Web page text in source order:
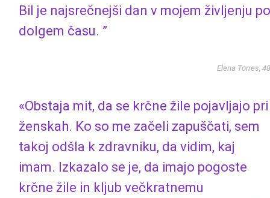
Bil je najsrečnejši dan v mojem življenju po
dolgem času. ”
Elena Torres, 48
«Obstaja mit, da se krčne žile pojavljajo pri
ženskah. Ko so me začeli zapuščati, sem
takoj odšla k zdravniku, da vidim, kaj
imam. Izkazalo se je, da imajo pogoste
krčne žile in kljub večkratnemu